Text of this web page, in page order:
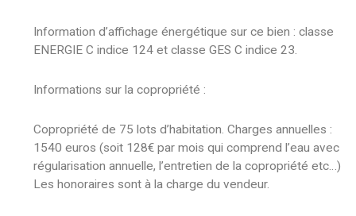
Information d’affichage énergétique sur ce bien : classe
ENERGIE C indice 124 et classe GES C indice 23.
Informations sur la copropriété :
Copropriété de 75 lots d’habitation. Charges annuelles :
1540 euros (soit 128€ par mois qui comprend l’eau avec
régularisation annuelle, l’entretien de la copropriété etc…)
Les honoraires sont à la charge du vendeur.